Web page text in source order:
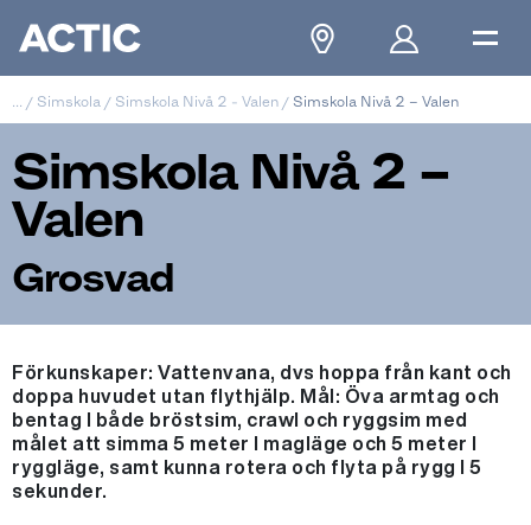
/ Simskola / Simskola Nivå 2 - Valen / Simskola Nivå 2 – Valen
Simskola Nivå 2 –
Valen
Grosvad
Förkunskaper: Vattenvana, dvs hoppa från kant och
doppa huvudet utan flythjälp. Mål: Öva armtag och
bentag I både bröstsim, crawl och ryggsim med
målet att simma 5 meter I magläge och 5 meter I
ryggläge, samt kunna rotera och flyta på rygg I 5
sekunder.